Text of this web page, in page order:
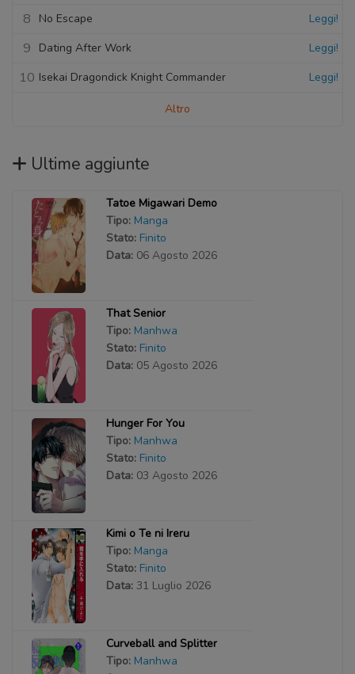
8 No Escape Leggi!
9 Dating After Work Leggi!
10 Isekai Dragondick Knight Commander Leggi!
Altro
Ultime aggiunte
Tatoe Migawari Demo
Tipo: Manga
Stato: Finito
Data: 06 Agosto 2026
That Senior
Tipo: Manhwa
Stato: Finito
Data: 05 Agosto 2026
Hunger For You
Tipo: Manhwa
Stato: Finito
Data: 03 Agosto 2026
Kimi o Te ni Ireru
Tipo: Manga
Stato: Finito
Data: 31 Luglio 2026
Curveball and Splitter
Tipo: Manhwa